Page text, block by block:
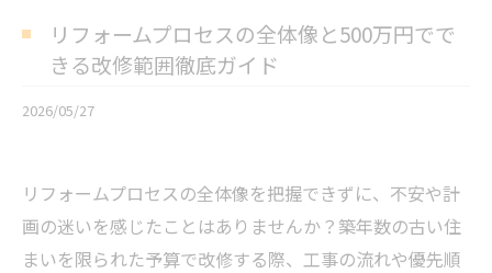
リフォームプロセスの全体像と500万円でで
きる改修範囲徹底ガイド
2026/05/27
リフォームプロセスの全体像を把握できずに、不安や計
画の迷いを感じたことはありませんか？築年数の古い住
まいを限られた予算で改修する際、工事の流れや優先順